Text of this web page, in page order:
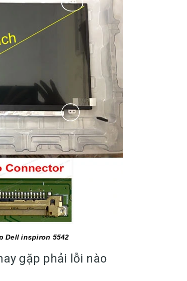
Dell inspiron 5542
gặp phải lỗi nào